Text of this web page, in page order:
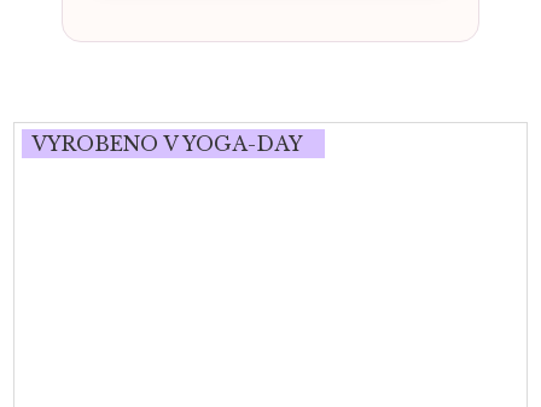
VYROBENO V YOGA-DAY